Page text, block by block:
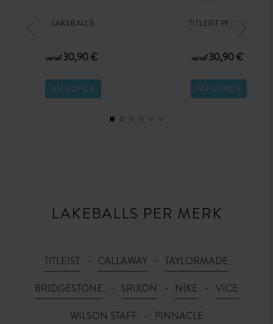
LAKEBALLS
vanaf30,90 €
NU KOPEN
TITLEIST PRO V1
vanaf30,90 €
NU KOPEN
LAKEBALLS PER MERK
TITLEIST CALLAWAY
TAYLORMADE
BRIDGESTONE
SRIXON NIKE
VICE
WILSON STAFF
PINNACLE